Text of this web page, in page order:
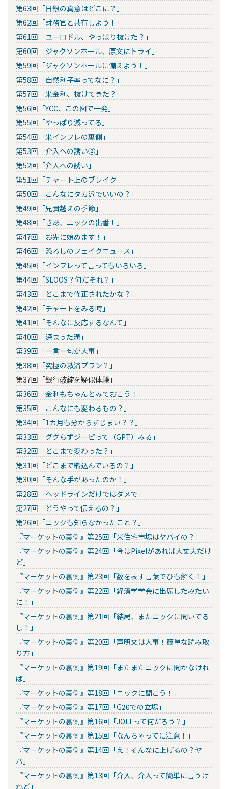
第63回「日銀の真意はどこに？」
第62回「財務官と共有しよう！」
第61回「ユーロドル、やっぱり抜けた？」
第60回「ジャクソンホール、原文にトライ」
第59回「ジャクソンホールに備えよう！」
第58回「自然利子率ってなに？」
第57回「米金利、抜けてきた？」
第56回「YCC、この図で一発」
第55回「やっぱり減ってる」
第54回「米インフレの裏側」
第53回「介入への誘い②」
第52回「介入への誘い」
第51回「チャート上のブレイク」
第50回「こんなにタカ派でいいの？」
第49回「兄貴越えの季節」
第48回「さあ、ニックの出番！」
第47回「お先に始めます！」
第46回「恐ろしのフェイクニュース」
第45回「インフレって言ってもいろいろ」
第44回「SLOOS？何だそれ？」
第43回「どこまで修正されたかな？」
第42回「チャートをみる時」
第41回「そんなに反応するなんて」
第40回「深まった溝」
第39回「一言一句が大事」
第38回「究極の救済プラン？」
第37回「銀行破綻を疑似体験」
第36回「金利もちゃんとみておこう！」
第35回「こんなにも変わるもの？」
第34回「1カ月も分からずじまい？？」
第33回「ググらずジーピって（GPT）みる」
第32回「どこまで変わった？」
第31回「どこまで織込んでいるの？」
第30回「そんな手があったのか！」
第28回「ヘッドラインだけではダメで」
第27回「どうやって伝えるの？」
第26回「ニックも知らなかったこと？」
『マーケットの裏側』第25回「米住宅市場はヤバイの？」
『マーケットの裏側』第24回「今はPixelがあれば大丈夫だけ
ど」
『マーケットの裏側』第23回「数を表す言葉でひも解く！」
『マーケットの裏側』第22回「経済学学会に出席したみたい
に！」
『マーケットの裏側』第21回「結局、またニックに聞いてる
し！」
『マーケットの裏側』第20回「声明文は大事！簡単な読み取
り方」
『マーケットの裏側』第19回「またまたニックに聞かなけれ
ば」
『マーケットの裏側』第18回「ニックに聞こう！」
『マーケットの裏側』第17回「G20での立場」
『マーケットの裏側』第16回「JOLTって何だろう？」
『マーケットの裏側』第15回「なんちゃってに注意！」
『マーケットの裏側』第14回「え！そんなに上げるの？ヤ
バ」
『マーケットの裏側』第13回「介入、介入って簡単に言うけ
れど」